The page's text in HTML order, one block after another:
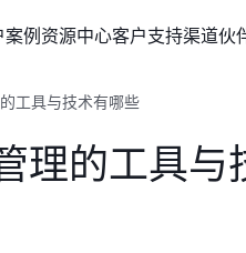
案例资源中心客户支持渠道伙
工具与技术有哪些
理的工具与